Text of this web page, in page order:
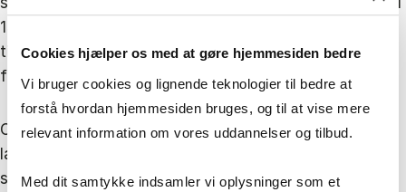
Cookies hjælper os med at gøre hjemmesiden bedre
Vi bruger cookies og lignende teknologier til bedre at
forstå hvordan hjemmesiden bruges, og til at vise mere
relevant information om vores uddannelser og tilbud.
Med dit samtykke indsamler vi oplysninger som et
13 procent. For dem, der blev boende, steg afstanden
til arbejdet, mens værdien af deres hus til gengæld
faldt.
Og når der endelig kom nye tilflyttere, havde de ofte
lavere uddannelse og indkomst, og den samlede
socioøkonomiske profil ændrede sig. Hvilket har